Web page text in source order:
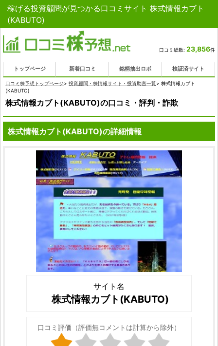
稼げる投資顧問が見つかる口コミサイト 株式情報カブト
(KABUTO)
口コミ総数: 23,856件
トップページ 新着口コミ 銘柄抽出ロボ 検証済サイト
口コミ株予想トップページ> 投資顧問・株情報サイト・投資助言一覧> 株式情報カブト
(KABUTO)
株式情報カブト(KABUTO)の口コミ・評判・詐欺
株式情報カブト(KABUTO)の詳細情報
サイト名
株式情報カブト(KABUTO)
口コミ評価（評価無コメントは計算から除外）